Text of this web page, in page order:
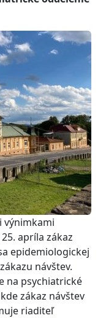
výnimkami
apríla zákaz
epidemiologickej
návštev.
na psychiatrické
zákaz návštev
riaditeľ